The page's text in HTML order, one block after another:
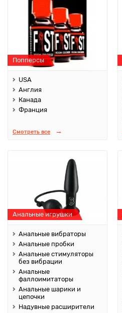
Попперсы
USA
Англия
Канада
Франция
Смотреть все
Анальные игрушки
Анальные вибраторы
Анальные пробки
Анальные стимуляторы
без вибрации
Анальные
фаллоимитаторы
Анальные шарики и
цепочки
Надувные расширители